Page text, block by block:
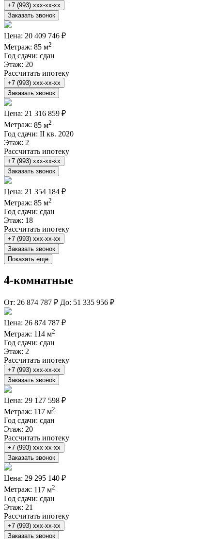
+7 (993) xxx-xx-xx
Заказать звонок
Цена: 20 409 746 ₽
Метраж: 85 м2
Год сдачи: сдан
Этаж: 20
Рассчитать ипотеку
+7 (993) xxx-xx-xx
Заказать звонок
Цена: 21 316 859 ₽
Метраж: 85 м2
Год сдачи: II кв. 2020
Этаж: 2
Рассчитать ипотеку
+7 (993) xxx-xx-xx
Заказать звонок
Цена: 21 354 184 ₽
Метраж: 85 м2
Год сдачи: сдан
Этаж: 18
Рассчитать ипотеку
+7 (993) xxx-xx-xx
Заказать звонок
Показать еще
4-комнатные
От: 26 874 787 ₽ До: 51 335 956 ₽
Цена: 26 874 787 ₽
Метраж: 114 м2
Год сдачи: сдан
Этаж: 2
Рассчитать ипотеку
+7 (993) xxx-xx-xx
Заказать звонок
Цена: 29 127 598 ₽
Метраж: 117 м2
Год сдачи: сдан
Этаж: 20
Рассчитать ипотеку
+7 (993) xxx-xx-xx
Заказать звонок
Цена: 29 295 140 ₽
Метраж: 117 м2
Год сдачи: сдан
Этаж: 21
Рассчитать ипотеку
+7 (993) xxx-xx-xx
Заказать звонок